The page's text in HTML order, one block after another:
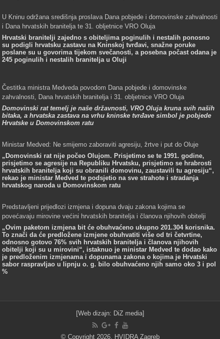
U Kninu održana središnja proslava Dana pobjede i domovinske zahvalnosti
i Dana hrvatskih branitelja te 31. obljetnice VRO Oluja
Hrvatski branitelji zajedno s obiteljima poginulih i nestalih ponosno
su podigli hrvatsku zastavu na Kninskoj tvrđavi, snažne poruke
poslane su u govorima tijekom svečanosti, a posebna počast odana je
245 poginulih i nestalih branitelja u Oluji
Čestitka ministra Medveda povodom Dana pobjede i domovinske
zahvalnosti, Dana hrvatskih branitelja i 31. obljetnice VRO Oluja
Domovinski rat temelj je naše državnosti, VRO Oluja kruna svih naših
bitaka, a hrvatska zastava na vrhu kninske tvrđave simbol je pobjede
Hrvatske u Domovinskom ratu
Ministar Medved: Ne smijemo zaboraviti agresiju, žrtve i put do Oluje
„Domovinski rat nije počeo Olujom. Prisjetimo se te 1991. godine,
prisjetimo se agresije na Republiku Hrvatsku, prisjetimo se hrabrosti
hrvatskih branitelja koji su obranili domovinu, zaustavili tu agresiju“,
rekao je ministar Medved te podsjetio na sve strahote i stradanja
hrvatskog naroda u Domovinskom ratu
Predstavljeni prijedlozi izmjena i dopuna dvaju zakona kojima se
povećavaju mirovine većini hrvatskih branitelja i članova njihovih obitelji
„Ovim paketom izmjena bit će obuhvaćeno ukupno 201.304 korisnika.
To znači da će predložene izmjene obuhvatiti više od tri četvrtine,
odnosno gotovo 76% svih hrvatskih branitelja i članova njihovih
obitelji koji su u mirovini“, istaknuo je ministar Medved te dodao kako
je predloženim izmjenama i dopunama zakona o kojima je Hrvatski
sabor raspravljao u lipnju o. g. bilo obuhvaćeno njih samo oko 3 i pol
%
[Web dizajn: DiZ media]
© Copyright 2026, HVIDRA Zagreb